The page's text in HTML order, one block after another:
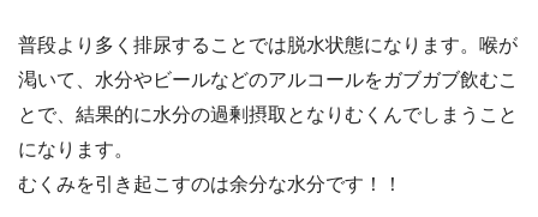
普段より多く排尿することでは脱水状態になります。喉が
渇いて、水分やビールなどのアルコールをガブガブ飲むこ
とで、結果的に水分の過剰摂取となりむくんでしまうこと
になります。
むくみを引き起こすのは余分な水分です！！